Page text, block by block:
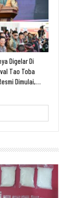
Digelar Di
Tao Toba
Dimulai,…